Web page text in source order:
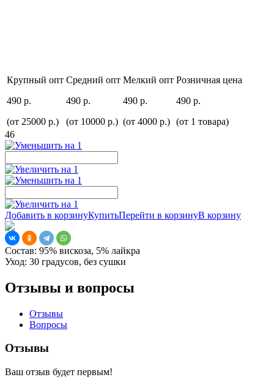
Крупный опт
490 р.
(от 25000 р.)
Средний опт
490 р.
(от 10000 р.)
Мелкий опт
490 р.
(от 4000 р.)
Розничная цена
490 р.
(от 1 товара)
46
Добавить в корзинуКупитьПерейти в корзинуВ корзину
Состав: 95% вискоза, 5% лайкра
Уход: 30 градусов, без сушки
Отзывы и вопросы
Отзывы
Вопросы
Отзывы
Ваш отзыв будет первым!